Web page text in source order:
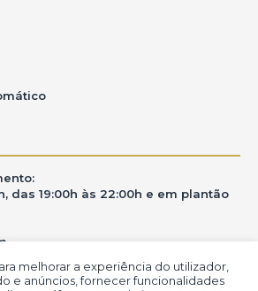
melhorar a experiência do utilizador,
e anúncios, fornecer funcionalidades
das 19:00h às 22:00h e em plantão